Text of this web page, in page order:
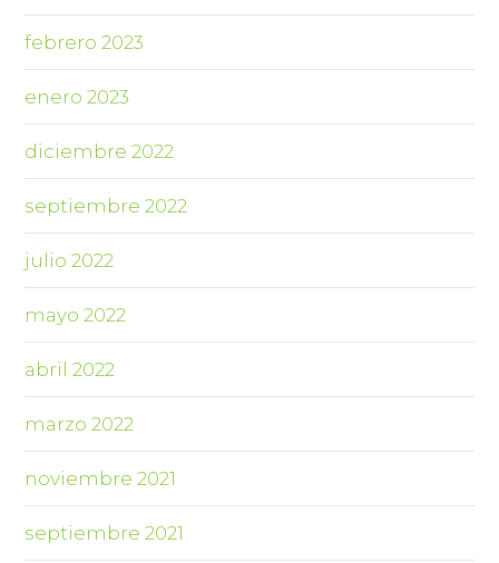
febrero 2023
enero 2023
diciembre 2022
septiembre 2022
julio 2022
mayo 2022
abril 2022
marzo 2022
noviembre 2021
septiembre 2021